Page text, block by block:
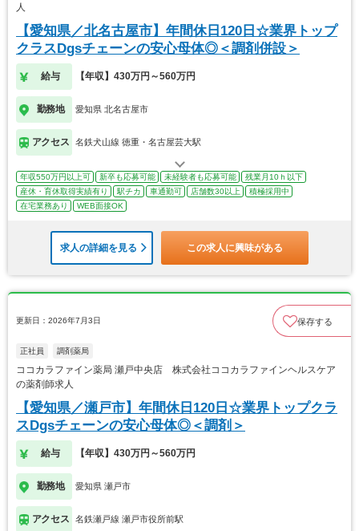
人
【愛知県／北名古屋市】年間休日120日☆業界トップ
クラスDgsチェーンの安心母体◎＜調剤併設＞
給与 【年収】430万円～560万円
勤務地 愛知県 北名古屋市
アクセス 名鉄犬山線 徳重・名古屋芸大駅
年収550万円以上可 新卒も応募可能 未経験者も応募可能
残業月10ｈ以下
産休・育休取得実績有り
駅チカ 車通勤可 店舗数30以上
積極採用中
在宅業務あり
WEB面接OK
求人の詳細を見る この求人に興味がある
更新日：2026年7月3日 保存する
正社員 調剤薬局
ココカラファイン薬局 瀬戸中央店 株式会社ココカラファインヘルスケア
の薬剤師求人
【愛知県／瀬戸市】年間休日120日☆業界トップクラ
スDgsチェーンの安心母体◎＜調剤＞
給与 【年収】430万円～560万円
勤務地 愛知県 瀬戸市
アクセス 名鉄瀬戸線 瀬戸市役所前駅